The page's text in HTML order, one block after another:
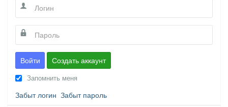
Войти Создать аккаунт
Запомнить меня
Забыт логин Забыт пароль